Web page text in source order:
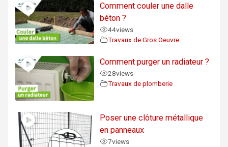
Comment couler une dalle
béton ?
44views
Travaux de Gros Oeuvre
Comment purger un radiateur ?
28views
Travaux de plomberie
Poser une clôture métallique
en panneaux
7views